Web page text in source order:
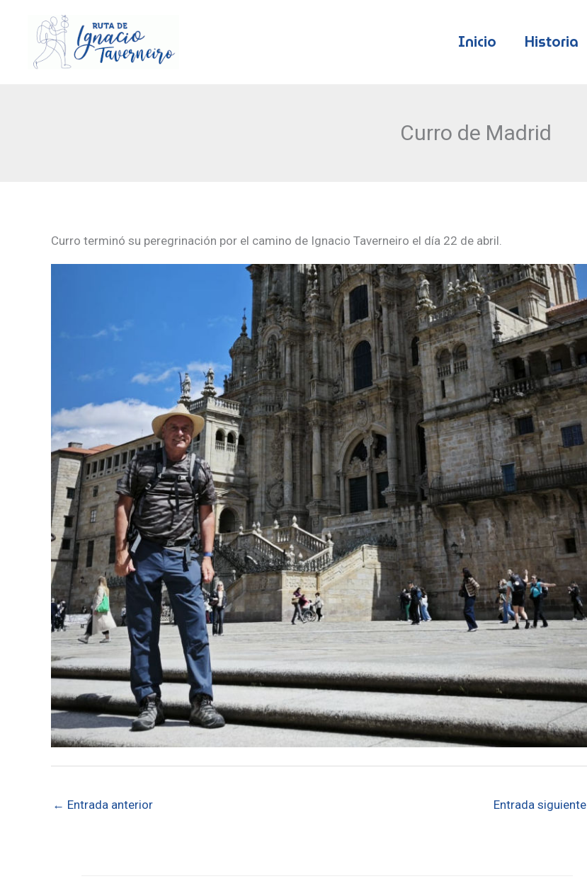
contenido
Inicio Historia
Curro de Madrid
Curro terminó su peregrinación por el camino de Ignacio Taverneiro el día 22 de abril.
← Entrada anterior Entrada siguiente